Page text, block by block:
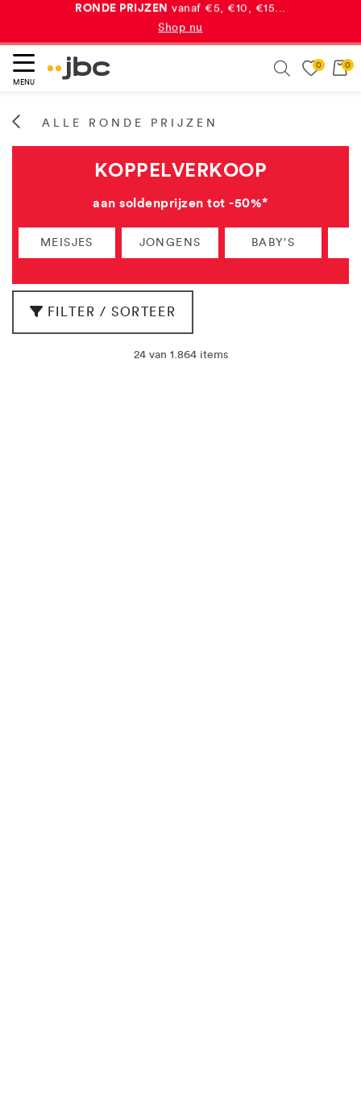
RONDE PRIJZEN vanaf €5, €10, €15...
Shop nu
Yay, ontvangdubbele JBC-punten
bij elke aankoop!*
MENU
0 0
ALLE RONDE PRIJZEN
KOPPELVERKOOP
aan soldenprijzen tot -50%*
MEISJES JONGENS BABY'S
FILTER / SORTEER
24 van 1.864 items